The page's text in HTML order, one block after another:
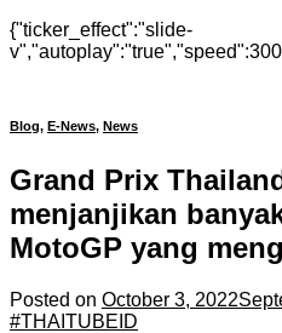
{"ticker_effect":"slide-
Blog, E-News, News
Grand Prix
menjanjikan
MotoGP yang
Posted on October 3, 2022
#THAITUBEID